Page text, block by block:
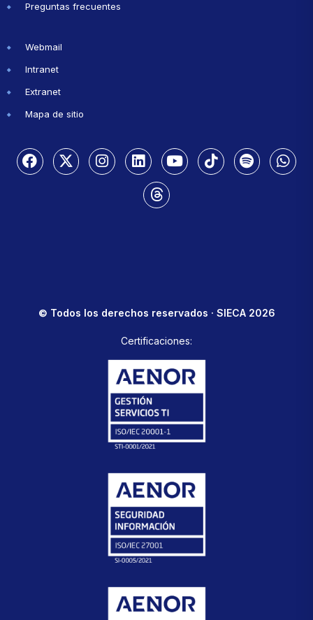
Preguntas frecuentes
Webmail
Intranet
Extranet
Mapa de sitio
© Todos los derechos reservados · SIECA 2026
Certificaciones: